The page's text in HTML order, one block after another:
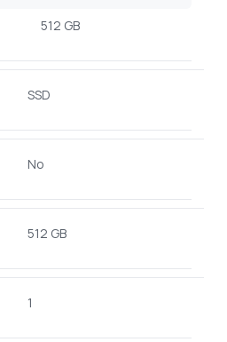
512 GB
SSD
No
512 GB
1